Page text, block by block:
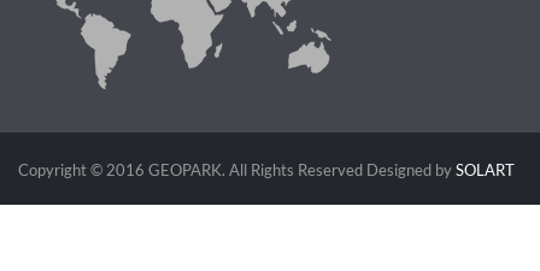
Copyright © 2016 GEOPARK. All Rights Reserved Designed bySOLART